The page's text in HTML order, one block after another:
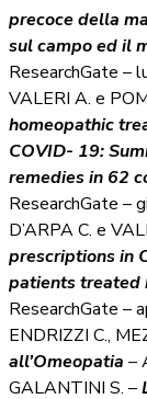
precoce della
sul campo ed il
ResearchGate –
VALERI A. e
homeopathic
COVID- 19:
remedies in 62
ResearchGate –
D’ARPA C. e
prescriptions in
patients treated
ResearchGate –
ENDRIZZI C.,
all’Omeopatia –
GALANTINI S. –